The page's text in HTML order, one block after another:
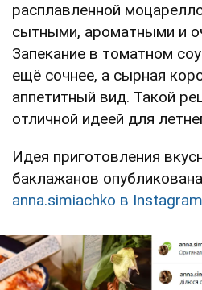
расплавленной
сытными, ароматными и
Запекание в томатном
ещё сочнее, а сырная
аппетитный вид. Такой
отличной идеей для
Идея приготовления
баклажанов
anna.simiachko в Instagram